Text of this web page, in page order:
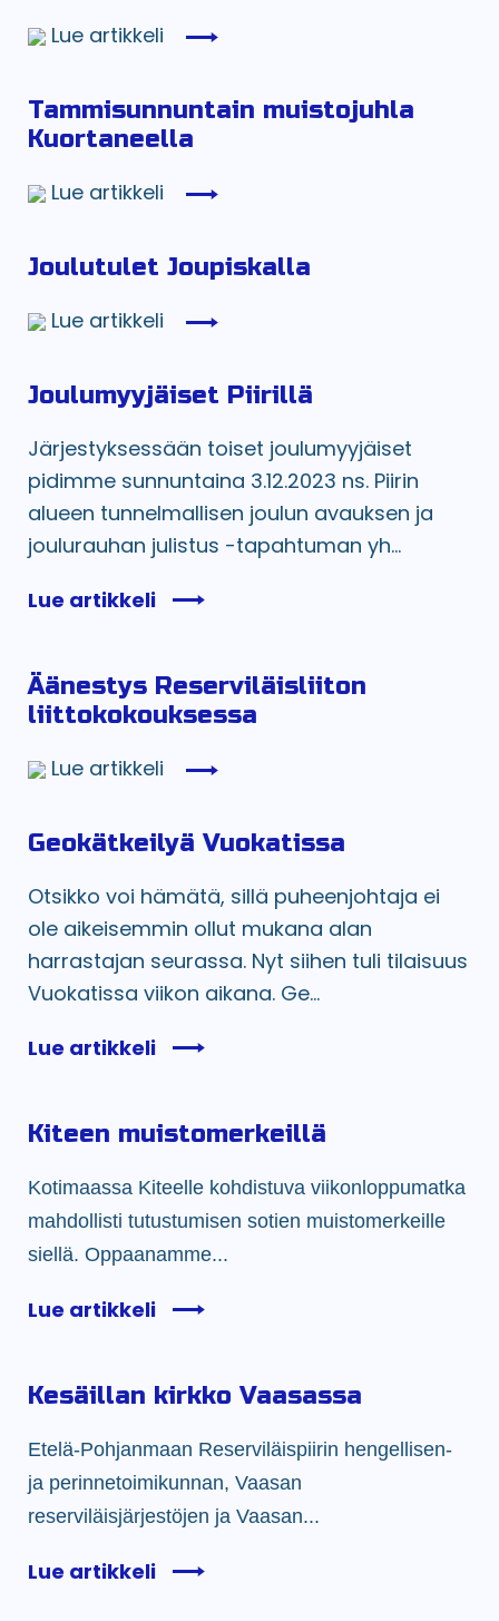
Lue artikkeli
Tammisunnuntain muistojuhla
Kuortaneella
Lue artikkeli
Joulutulet Joupiskalla
Lue artikkeli
Joulumyyjäiset Piirillä
Järjestyksessään toiset joulumyyjäiset
pidimme sunnuntaina 3.12.2023 ns. Piirin
alueen tunnelmallisen joulun avauksen ja
joulurauhan julistus -tapahtuman yh...
Lue artikkeli
Äänestys Reserviläisliiton
liittokokouksessa
Lue artikkeli
Geokätkeilyä Vuokatissa
Otsikko voi hämätä, sillä puheenjohtaja ei
ole aikeisemmin ollut mukana alan
harrastajan seurassa. Nyt siihen tuli tilaisuus
Vuokatissa viikon aikana. Ge...
Lue artikkeli
Kiteen muistomerkeillä
Kotimaassa Kiteelle kohdistuva viikonloppumatka
mahdollisti tutustumisen sotien muistomerkeille
siellä. Oppaanamme...
Lue artikkeli
Kesäillan kirkko Vaasassa
Etelä-Pohjanmaan Reserviläispiirin hengellisen-
ja perinnetoimikunnan, Vaasan
reserviläisjärjestöjen ja Vaasan...
Lue artikkeli